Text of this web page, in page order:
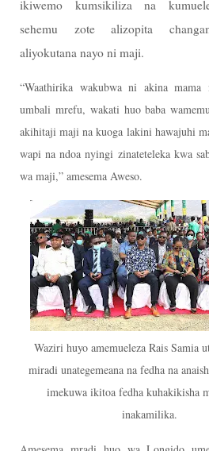
ikiwemo kumsikiliza na
sehemu zote alizopita
aliyokutana nayo ni maji.
“Waathirika wakubwa ni akina mama
umbali mrefu, wakati huo baba
akihitaji maji na kuoga lakini hawajuhi
wapi na ndoa nyingi zinateteleka kwa
wa maji,” amesema Aweso.
Waziri huyo amemueleza Rais Samia
miradi unategemeana na fedha na
imekuwa ikitoa fedha kuhakikisha
inakamilika.